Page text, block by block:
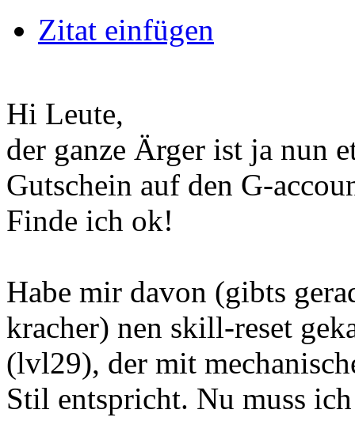
Zitat einfügen
Hi Leute,
der ganze Ärger ist ja nun
Gutschein auf den G-
Finde ich ok!
Habe mir davon (gibts
kracher) nen skill-reset
(lvl29), der mit
Stil entspricht. Nu muss